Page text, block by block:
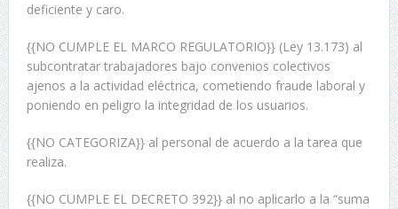
deficiente y caro.
{{NO CUMPLE EL MARCO REGULATORIO}} (Ley 13.173) al
subcontratar trabajadores bajo convenios colectivos
ajenos a la actividad eléctrica, cometiendo fraude laboral y
poniendo en peligro la integridad de los usuarios.
{{NO CATEGORIZA}} al personal de acuerdo a la tarea que
realiza.
{{NO CUMPLE EL DECRETO 392}} al no aplicarlo a la “suma